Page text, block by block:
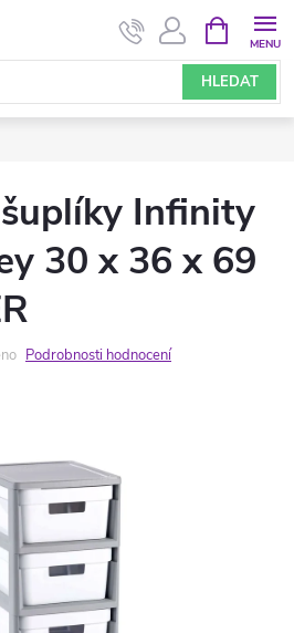
HLEDAT
NÁKUPNÍ
KOŠÍK
Infinity
30 x 36 x 69
Podrobnosti hodnocení